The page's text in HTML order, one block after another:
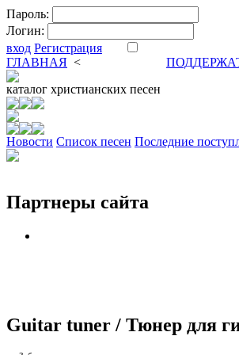
Пароль:
Логин:
вход Регистрация
ГЛАВНАЯ <
каталог христианских песен
Новости Cписок песен Последние
Партнеры сайта
Guitar tuner / Тюнер для